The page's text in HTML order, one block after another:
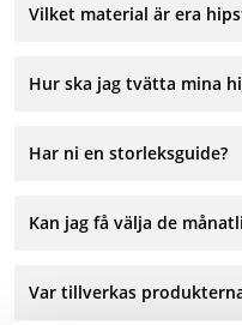
Vilket material är era
Hur ska jag tvätta mina
Har ni en storleksguide?
Kan jag få välja de
Var tillverkas